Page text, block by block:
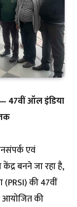
47वीं ऑल इंडिया
एवं
बनने जा रहा है,
की 47वीं
आयोजित की